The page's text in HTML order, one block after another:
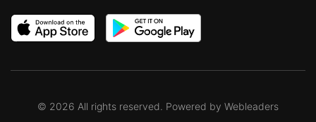
© 2026 All rights reserved. Powered by Webleaders